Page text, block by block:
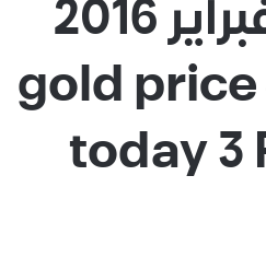
الأربعاء 3 فبراير 2016
في مصر – gold price
today 3